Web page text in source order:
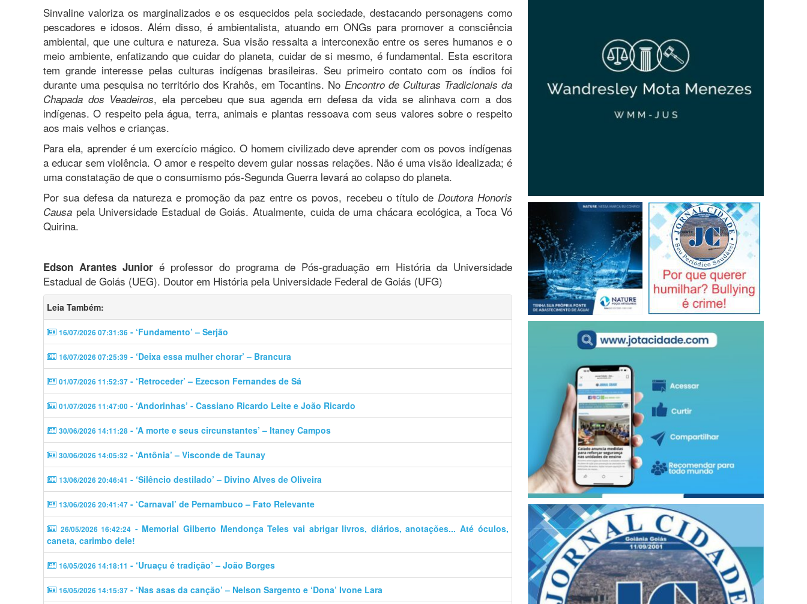
Sinvaline valoriza os marginalizados e os esquecidos pela sociedade, destacando personagens como
pescadores e idosos. Além disso, é ambientalista, atuando em ONGs para promover a consciência
ambiental, que une cultura e natureza. Sua visão ressalta a interconexão entre os seres humanos e o
meio ambiente, enfatizando que cuidar do planeta, cuidar de si mesmo, é fundamental. Esta escritora
tem grande interesse pelas culturas indígenas brasileiras. Seu primeiro contato com os índios foi
durante uma pesquisa no território dos Krahôs, em Tocantins. No Encontro de Culturas Tradicionais da
Chapada dos Veadeiros, ela percebeu que sua agenda em defesa da vida se alinhava com a dos
indígenas. O respeito pela água, terra, animais e plantas ressoava com seus valores sobre o respeito
aos mais velhos e crianças.
Para ela, aprender é um exercício mágico. O homem civilizado deve aprender com os povos indígenas
a educar sem violência. O amor e respeito devem guiar nossas relações. Não é uma visão idealizada; é
uma constatação de que o consumismo pós-Segunda Guerra levará ao colapso do planeta.
Por sua defesa da natureza e promoção da paz entre os povos, recebeu o título de Doutora Honoris
Causa pela Universidade Estadual de Goiás. Atualmente, cuida de uma chácara ecológica, a Toca Vó
Quirina.
Edson Arantes Junior é professor do programa de Pós-graduação em História da Universidade
Estadual de Goiás (UEG). Doutor em História pela Universidade Federal de Goiás (UFG)
Leia Também:
16/07/2026 07:31:36 - ‘Fundamento’ – Serjão
16/07/2026 07:25:39 - ‘Deixa essa mulher chorar’ – Brancura
01/07/2026 11:52:37 - ‘Retroceder’ – Ezecson Fernandes de Sá
01/07/2026 11:47:00 - ‘Andorinhas’ - Cassiano Ricardo Leite e João Ricardo
30/06/2026 14:11:28 - ‘A morte e seus circunstantes’ – Itaney Campos
30/06/2026 14:05:32 - ‘Antônia’ – Visconde de Taunay
13/06/2026 20:46:41 - ‘Silêncio destilado’ – Divino Alves de Oliveira
13/06/2026 20:41:47 - ‘Carnaval’ de Pernambuco – Fato Relevante
26/05/2026 16:42:24 - Memorial Gilberto Mendonça Teles vai abrigar livros, diários, anotações... Até óculos,
caneta, carimbo dele!
16/05/2026 14:18:11 - ‘Uruaçu é tradição’ – João Borges
16/05/2026 14:15:37 - ‘Nas asas da canção’ – Nelson Sargento e ‘Dona’ Ivone Lara